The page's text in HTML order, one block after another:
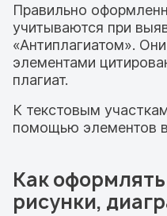
Правильно
учитываются при
«Антиплагиатом».
элементами
плагиат.
К текстовым
помощью элементов
Как
рисунки,